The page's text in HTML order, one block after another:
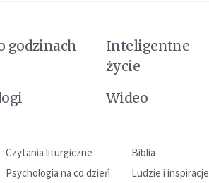
godzinach
Inteligentne
życie
Wideo
Czytania liturgiczne
Biblia
Psychologia na co dzień Ludzie i inspiracje